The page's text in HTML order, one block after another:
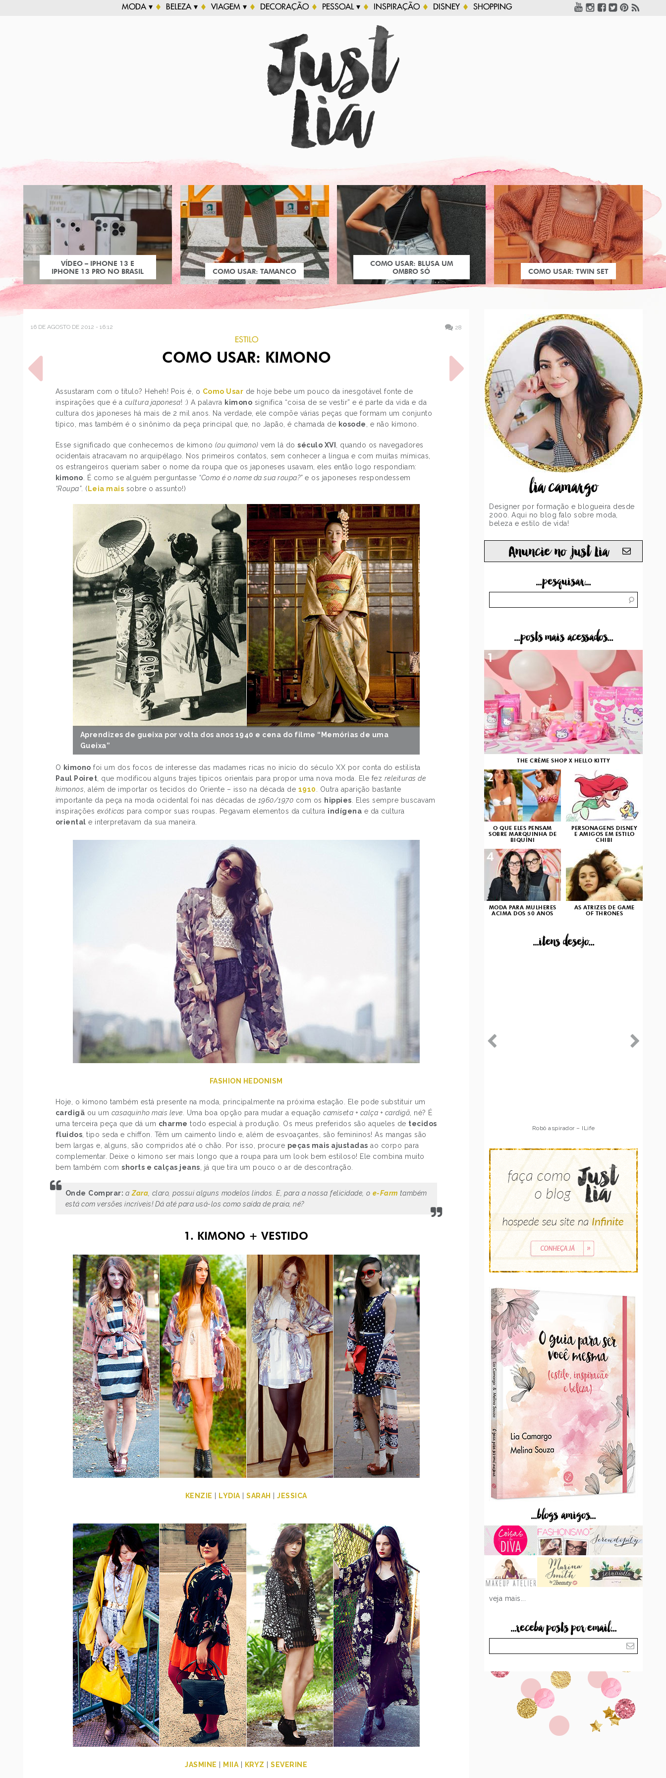
MODA ▾ BELEZA ▾ VIAGEM ▾ DECORAÇÃO PESSOAL ▾ INSPIRAÇÃO DISNEY SHOPPING
VÍDEO – IPHONE 13 E
IPHONE 13 PRO NO BRASIL
COMO USAR: TAMANCO
COMO USAR: BLUSA UM
OMBRO SÓ
COMO USAR: TWIN SET
16 DE AGOSTO DE 2012 - 16:12 28
ESTILO
COMO USAR: KIMONO
Assustaram com o título? Heheh! Pois é, o Como Usar de hoje bebe um pouco da inesgotável fonte de
inspirações que é a cultura japonesa! :) A palavra kimono significa “coisa de se vestir” e é parte da vida e da
cultura dos japoneses há mais de 2 mil anos. Na verdade, ele compõe várias peças que formam um conjunto
típico, mas também é o sinônimo da peça principal que, no Japão, é chamada de kosode , e não kimono.
Esse significado que conhecemos de kimono (ou quimono) vem lá doséculo XVI
, quando os navegadores
ocidentais atracavam no arquipélago. Nos primeiros contatos, sem conhecer a língua e com muitas mímicas,
os estrangeiros queriam saber o nome da roupa que os japoneses usavam, eles então logo respondiam:
kimono . É como se alguém perguntasse “Como é o nome da sua roupa?”e os japoneses respondessem
“Roupa”. ( Leia mais sobre o assunto!)
Aprendizes de gueixa por volta dos anos 1940 e cena do filme “Memórias de uma
Gueixa”
O kimono foi um dos focos de interesse das madames ricas no início do século XX por conta do estilista
Paul Poiret , que modificou alguns trajes típicos orientais para propor uma nova moda. Ele fez releituras de
kimonos , além de importar os tecidos do Oriente – isso na década de 1910
. Outra aparição bastante
importante da peça na moda ocidental foi nas décadas de 1960/1970 com os hippies . Eles sempre buscavam
inspirações exóticas para compor suas roupas. Pegavam elementos da cultura indígena e da cultura
oriental e interpretavam da sua maneira.
FASHION HEDONISM
Hoje, o kimono também está presente na moda, principalmente na próxima estação. Ele pode substituir um
cardigã ou um casaquinho mais leve . Uma boa opção para mudar a equaçãocamiseta + calça + cardigã , né? É
uma terceira peça que dá um charme todo especial à produção. Os meus preferidos são aqueles de tecidos
fluidos , tipo seda e chiffon. Têm um caimento lindo e, além de esvoaçantes, são femininos! As mangas são
bem largas e, alguns, são compridos até o chão. Por isso, procure peças mais ajustadas ao corpo para
complementar. Deixe o kimono ser mais longo que a roupa para um look bem estiloso! Ele combina muito
bem também comshorts e calças jeans , já que tira um pouco o ar de descontração.
Onde Comprar: aZara , claro, possui alguns modelos lindos. E, para a nossa felicidade, o e-Farm também
está com versões incríveis! Dá até para usá-los como saída de praia, né?
1. KIMONO + VESTIDO
KENZIE LYDIA |SARAH |JESSICA
JASMINE MIIA KRYZ |SEVERINE
POST ANTERIOR
LACINHOS DE CABELO DA
PRÓXIMO POST
LOOK DO DIA: JAQUETA
lia camargo
Designer por formação e blogueira desde
2000. Aqui no blog falo sobre moda,
beleza e estilo de vida!
Anuncie no just Lia
...pesquisar...
...posts mais acessados...
THE CRÈME SHOP X HELLO KITTY
1
O QUE ELES PENSAM
SOBRE MARQUINHA DE
BIQUÍNI
2
PERSONAGENS DISNEY
E AMIGOS EM ESTILO
CHIBI
3
MODA PARA MULHERES
ACIMA DOS 50 ANOS
4
AS ATRIZES DE GAME
OF THRONES
...itens desejo...
Robô aspirador – Multilaser
...blogs amigos...
veja mais...
...receba posts por email...